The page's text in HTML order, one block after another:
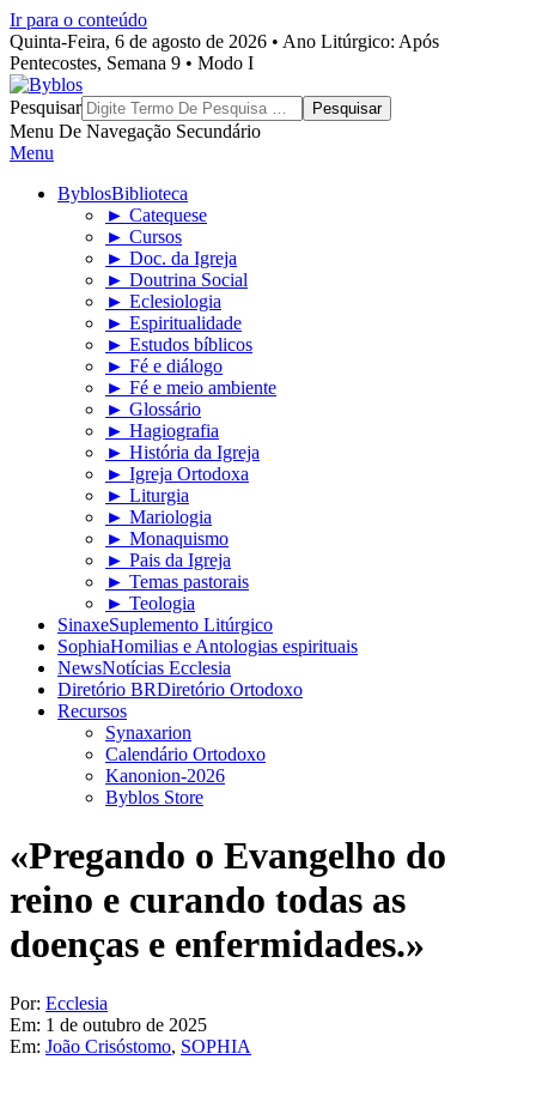
Ir para o conteúdo
Quinta-Feira, 6 de agosto de 2026 • Ano Litúrgico: Após
Pentecostes, Semana 9 • Modo I
Byblos
Pesquisar
Menu De Navegação Secundário
Menu
ByblosBiblioteca
► Catequese
► Cursos
► Doc. da Igreja
► Doutrina Social
► Eclesiologia
► Espiritualidade
► Estudos bíblicos
► Fé e diálogo
► Fé e meio ambiente
► Glossário
► Hagiografia
► História da Igreja
► Igreja Ortodoxa
► Liturgia
► Mariologia
► Monaquismo
► Pais da Igreja
► Temas pastorais
► Teologia
SinaxeSuplemento Litúrgico
SophiaHomilias e Antologias espirituais
NewsNotícias Ecclesia
Diretório BRDiretório Ortodoxo
Recursos
Synaxarion
Calendário Ortodoxo
Kanonion-2026
Byblos Store
«Pregando o Evangelho do
reino e curando todas as
doenças e enfermidades.»
Por: Ecclesia
Em: 1 de outubro de 2025
Em: João Crisóstomo, SOPHIA